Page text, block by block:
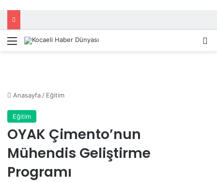
Menü
Anasayfa / Eğitim
Eğitim
OYAK Çimento’nun
Mühendis Geliştirme
Programı